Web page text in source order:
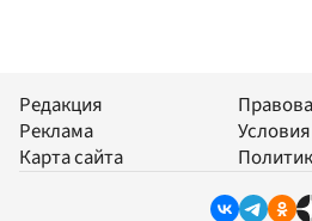
Редакция
Реклама
Карта сайта